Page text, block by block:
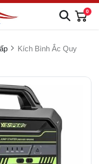
0
Kích Bình Ắc Quy